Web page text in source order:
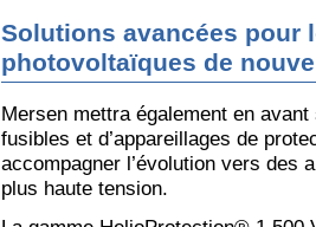
Solutions avancées pour
photovoltaïques de
Mersen mettra également en
fusibles et d’appareillages de
accompagner l’évolution vers des
plus haute tension.